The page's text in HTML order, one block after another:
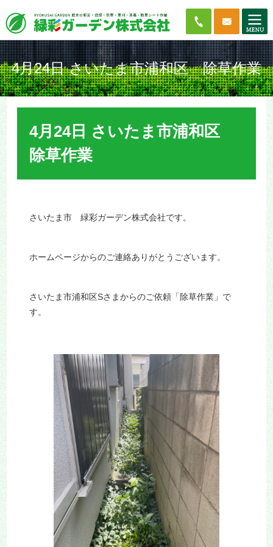
4月24日 さいたま市浦和区 除草作業
4月24日 さいたま市浦和区
除草作業
さいたま市 緑彩ガーデン株式会社です。
ホームページからのご連絡ありがとうございます。
さいたま市浦和区Sさまからのご依頼「除草作業」で
す。